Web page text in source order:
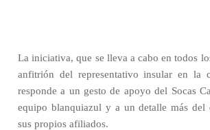
La iniciativa, que se lleva a cabo en todos
anfitrión del representativo insular en la
responde a un gesto de apoyo del Socas
equipo blanquiazul y a un detalle más del
sus propios afiliados.